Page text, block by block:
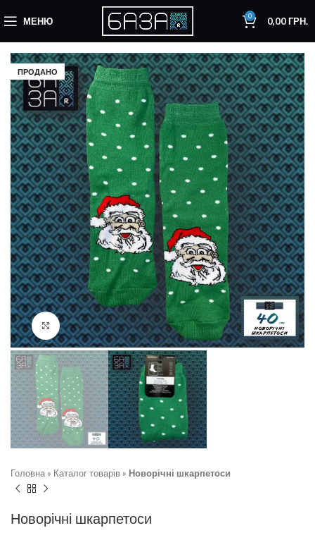
МЕНЮ 0 0,00ГРН.
ПРОДАНО
Натисніть, щоб збільшити
Головна » Каталог товарів » Новорічні шкарпетоси
Новорічні шкарпетоси